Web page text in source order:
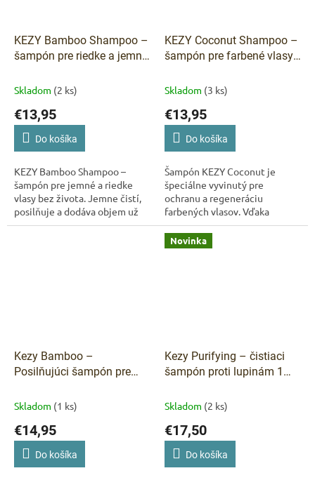
KEZY Bamboo Shampoo –
šampón pre riedke a jemné
Skladom (2 ks)
€13,95
Do košíka
KEZY Bamboo Shampoo –
šampón pre jemné a riedke
vlasy bez života. Jemne čistí,
posilňuje a dodáva objem už
od prvého použitia. Ideálna
KEZY Coconut Shampoo –
šampón pre farbené vlasy
Skladom (3 ks)
€13,95
Do košíka
Šampón KEZY Coconut je
špeciálne vyvinutý pre
ochranu a regeneráciu
farbených vlasov. Vďaka
obsahu kokosovej vody a
ochranného komplexu Shiny
Shieldex chráni vlasy pred...
Kezy Bamboo –
Posilňujúci šampón pre
ml
Skladom (1 ks)
€14,95
Do košíka
Novinka
Kezy Purifying – čistiaci
šampón proti lupinám 1
Skladom (2 ks)
€17,50
Do košíka